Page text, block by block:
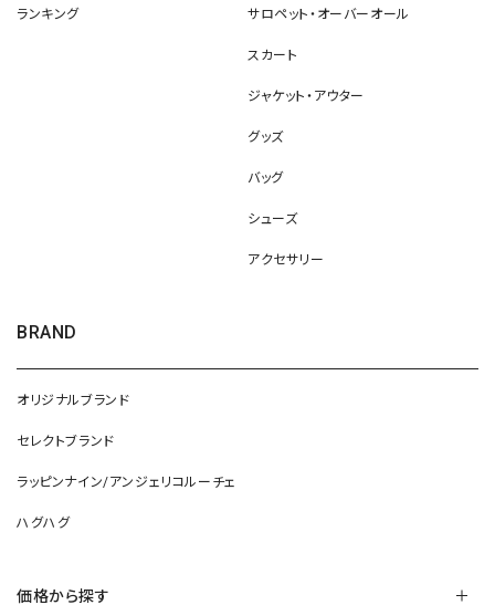
ランキング サロペット・オーバーオール
スカート
ジャケット・アウター
グッズ
バッグ
シューズ
アクセサリー
BRAND
オリジナルブランド
セレクトブランド
ラッピンナイン/アンジェリコルーチェ
ハグハグ
価格から探す